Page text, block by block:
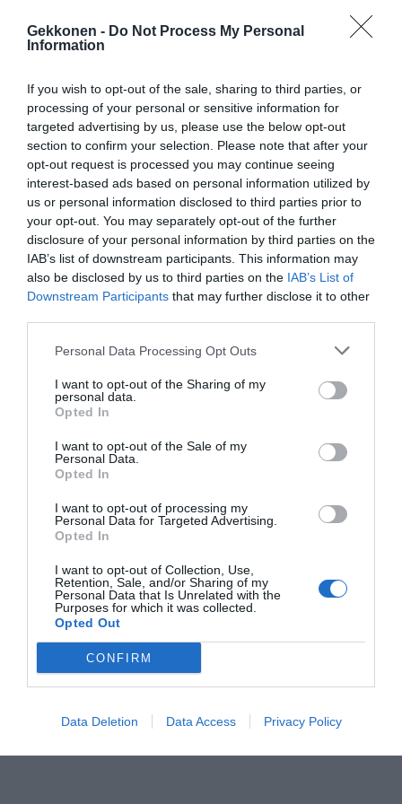
Gekkonen - Do Not Process My Personal
Information
If you wish to opt-out of the sale, sharing to third parties, or
processing of your personal or sensitive information for
targeted advertising by us, please use the below opt-out
section to confirm your selection. Please note that after your
opt-out request is processed you may continue seeing
interest-based ads based on personal information utilized by
us or personal information disclosed to third parties prior to
your opt-out. You may separately opt-out of the further
disclosure of your personal information by third parties on the
IAB’s list of downstream participants. This information may
also be disclosed by us to third parties on the IAB’s List of
Downstream Participants that may further disclose it to other
Personal Data Processing Opt Outs
I want to opt-out of the Sharing of my
personal data.
Opted In
I want to opt-out of the Sale of my
Personal Data.
Opted In
I want to opt-out of processing my
Personal Data for Targeted Advertising.
Opted In
I want to opt-out of Collection, Use,
Retention, Sale, and/or Sharing of my
Personal Data that Is Unrelated with the
Purposes for which it was collected.
Opted Out
CONFIRM
Data Deletion Data Access Privacy Policy
hymyilee punaisilla huulillaan. Mikä tämä nainen on?”
Kuski: ”Niin niin, mutta onko se äitinne, sisarenne vai
vaimonne?”
Jaa artikkeli:
F
c
e
M
e
ss
e
X
at
s
p
y
ar
e